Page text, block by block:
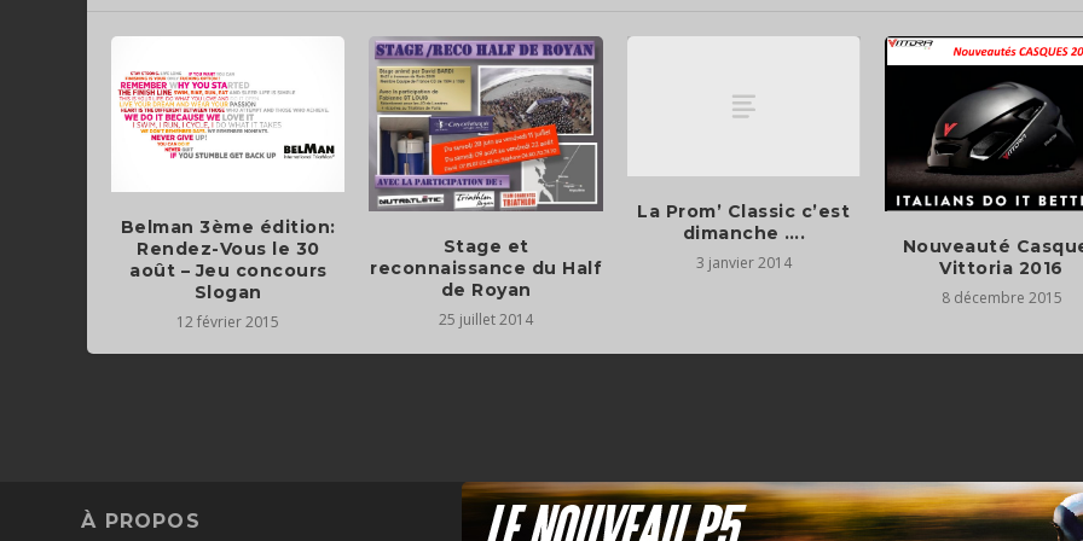
Belman 3ème édition:
Rendez-Vous le 30
août – Jeu concours
Slogan
12 février 2015
Stage et
reconnaissance du Half
de Royan
25 juillet 2014
La Prom’ Classic c’est
dimanche ….
3 janvier 2014
Nouveauté
Vittoria 2016
8 décembre 2015
À PROPOS